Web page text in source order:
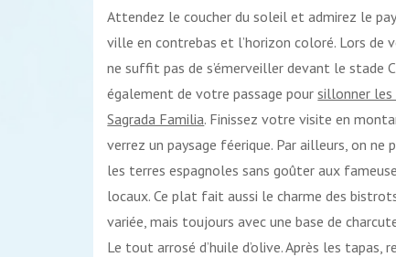
Attendez le coucher du soleil et admirez le
ville en contrebas et l’horizon coloré. Lors de
ne suffit pas de s’émerveiller devant le stade
également de votre passage poursillonner les
Sagrada Familia. Finissez votre visite en
verrez un paysage féerique. Par ailleurs, on ne
les terres espagnoles sans goûter aux
locaux. Ce plat fait aussi le charme des
variée, mais toujours avec une base de
Le tout arrosé d’huile d’olive. Après les tapas,